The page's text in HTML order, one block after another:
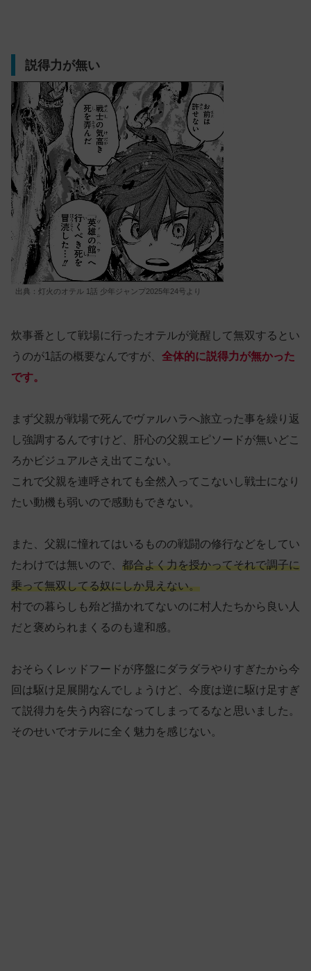
説得力が無い
出典：灯火のオテル 1話 少年ジャンプ2025年24号より
炊事番として戦場に行ったオテルが覚醒して無双するとい
うのが1話の概要なんですが、 全体的に説得力が無かった
です。
まず父親が戦場で死んでヴァルハラへ旅立った事を繰り返
し強調するんですけど、肝心の父親エピソードが無いどこ
ろかビジュアルさえ出てこない。
これで父親を連呼されても全然入ってこないし戦士になり
たい動機も弱いので感動もできない。
また、父親に憧れてはいるものの戦闘の修行などをしてい
たわけでは無いので、 都合よく力を授かってそれで調子に
乗って無双してる奴にしか見えない。
村での暮らしも殆ど描かれてないのに村人たちから良い人
だと褒められまくるのも違和感。
おそらくレッドフードが序盤にダラダラやりすぎたから今
回は駆け足展開なんでしょうけど、今度は逆に駆け足すぎ
て説得力を失う内容になってしまってるなと思いました。
そのせいでオテルに全く魅力を感じない。